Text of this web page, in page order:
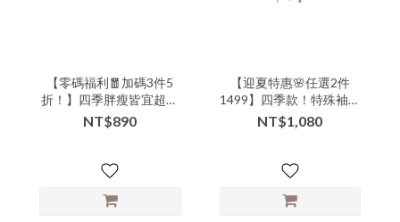
【零碼福利🧧加碼3件5
折！】四季胖瘦皆宜超修
身彈力寬褲-xxx-305401▶
【本特惠恕無七日鑑賞退
NT$890
【迎夏特惠🌸任選2件
1499】四季款！特殊袖感
率性個性簡約中長版襯衫-
xxx-07265▶【本特惠恕無
的美女再下單💗】
NT$1,080